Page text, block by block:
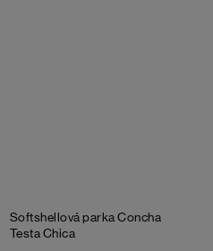
Softshellová parka Concha
Testa Chica